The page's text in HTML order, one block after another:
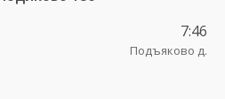
7:46
Подъяково д.